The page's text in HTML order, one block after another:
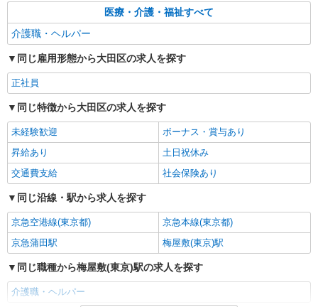
医療・介護・福祉すべて
介護職・ヘルパー
同じ雇用形態から大田区の求人を探す
正社員
同じ特徴から大田区の求人を探す
未経験歓迎
ボーナス・賞与あり
昇給あり
土日祝休み
交通費支給
社会保険あり
同じ沿線・駅から求人を探す
京急空港線(東京都)
京急本線(東京都)
京急蒲田駅
梅屋敷(東京)駅
同じ職種から梅屋敷(東京)駅の求人を探す
介護職・ヘルパー